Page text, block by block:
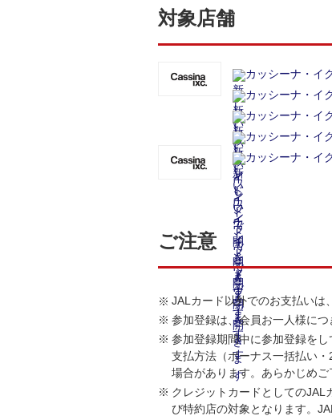
対象店舗
カッシーナ・イ
カッシーナ・イ
カッシーナ・イ
カッシーナ・イ
カッシーナ・イ
ご注意
JALカード以外でのお支払いは
参加登録は、会員お一人様につ
参加登録期間中に参加登録を
支払方法（ボーナス一括払い
場合があります。あらかじめご
クレジットカードとしてのJAL
び特約店の対象となります。